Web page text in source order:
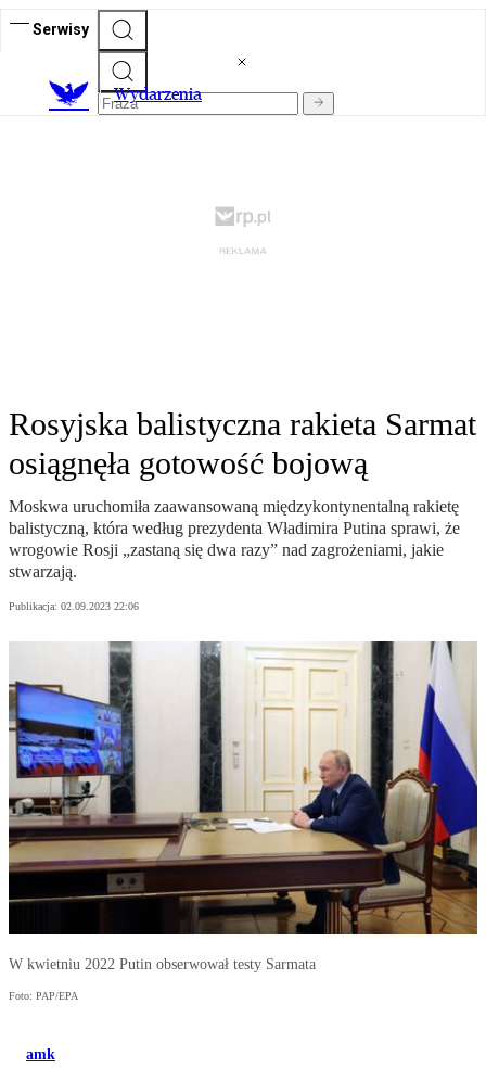
Serwisy
Wydarzenia
Rosyjska balistyczna rakieta Sarmat
osiągnęła gotowość bojową
Moskwa uruchomiła zaawansowaną międzykontynentalną rakietę
balistyczną, która według prezydenta Władimira Putina sprawi, że
wrogowie Rosji „zastaną się dwa razy” nad zagrożeniami, jakie
stwarzają.
Publikacja: 02.09.2023 22:06
W kwietniu 2022 Putin obserwował testy Sarmata
Foto: PAP/EPA
amk